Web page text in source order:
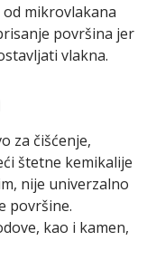
mikrovlakana
površina jer
vlakna.
za čišćenje,
štetne kemikalije
nije univerzalno
površine.
kao i kamen,